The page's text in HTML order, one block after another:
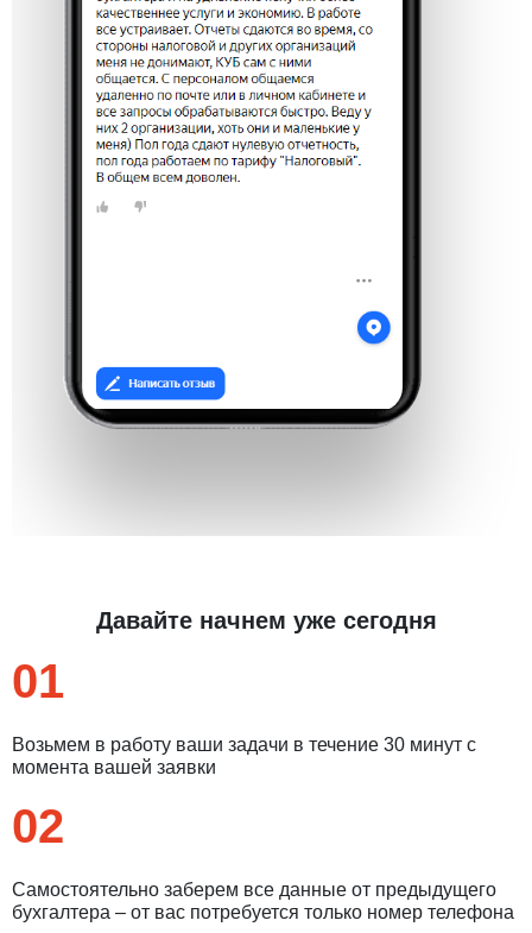
Давайте начнем уже сегодня
01
Возьмем в работу ваши задачи в течение 30 минут с
момента вашей заявки
02
Самостоятельно заберем все данные от предыдущего
бухгалтера – от вас потребуется только номер телефона